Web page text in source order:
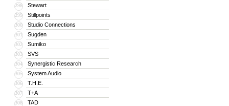
298 Stewart
299 Stillpoints
300 Studio Connections
301 Sugden
302 Sumiko
303 SVS
304 Synergistic Research
305 System Audio
306 T.H.E.
307 T+A
308 TAD